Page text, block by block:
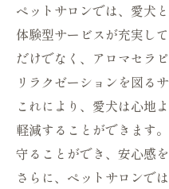
ペットサロンでは、愛犬
体験型サービスが充実し
だけでなく、アロマセラ
リラクゼーションを図る
これにより、愛犬は心地
軽減することができます
守ることができ、安心感
さらに、ペットサロンで